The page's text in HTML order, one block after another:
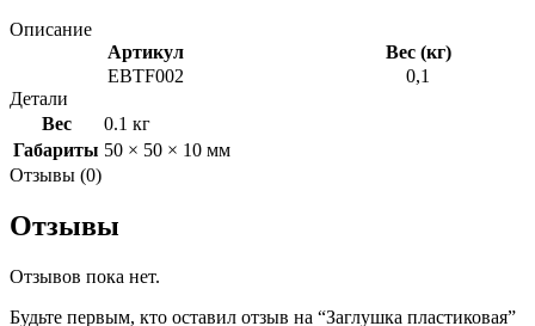
Описание
Артикул
Вес (кг)
EBTF002
0,1
Детали
Вес
0.1 кг
Габариты 50 × 50 × 10 мм
Отзывы (0)
Отзывы
Отзывов пока нет.
Будьте первым, кто оставил отзыв на “Заглушка пластиковая”